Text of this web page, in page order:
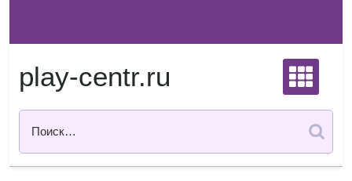
содержимому
play-centr.ru